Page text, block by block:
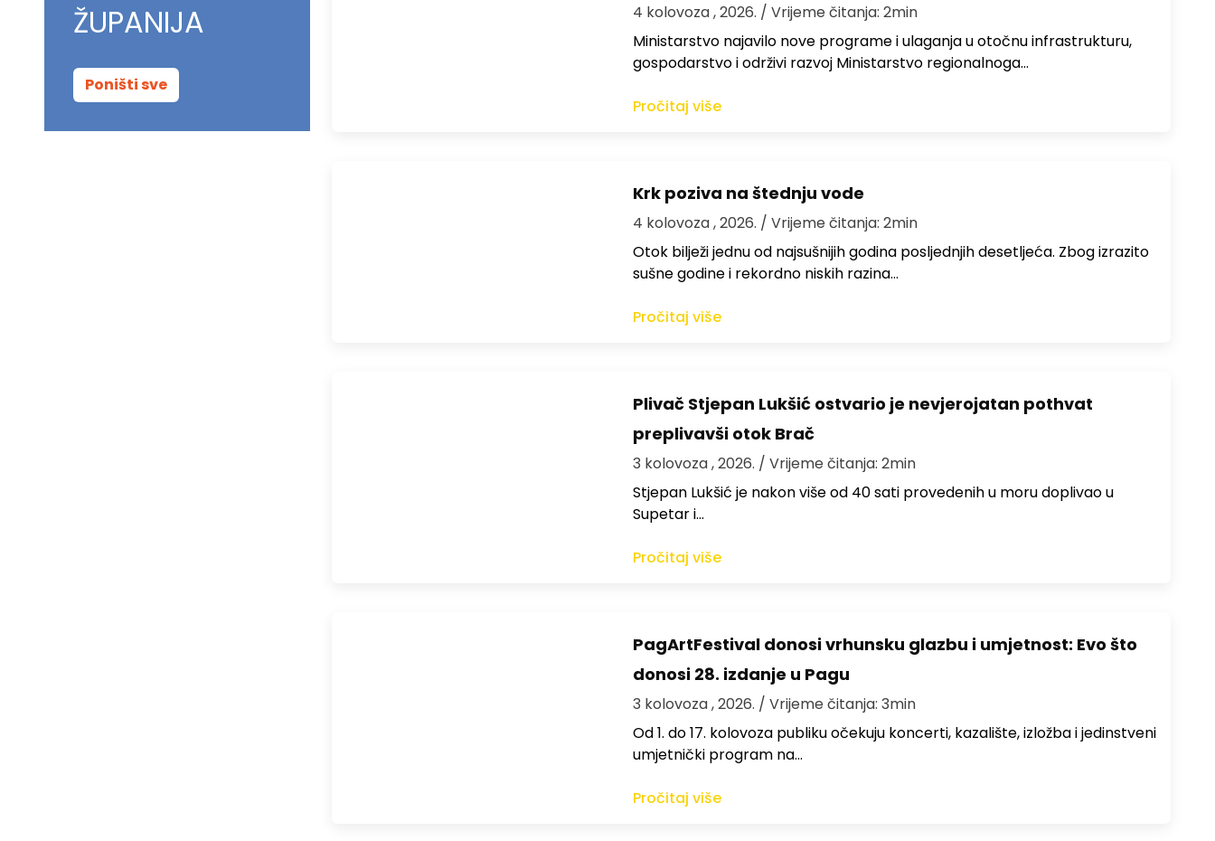
ŽUPANIJA
Poništi sve
4 kolovoza , 2026. / Vrijeme čitanja: 2min
Ministarstvo najavilo nove programe i ulaganja u otočnu infrastrukturu,
gospodarstvo i održivi razvoj Ministarstvo regionalnoga…
Pročitaj više
Krk poziva na štednju vode
4 kolovoza , 2026. / Vrijeme čitanja: 2min
Otok bilježi jednu od najsušnijih godina posljednjih desetljeća. Zbog izrazito
sušne godine i rekordno niskih razina…
Pročitaj više
Plivač Stjepan Lukšić ostvario je nevjerojatan pothvat
preplivavši otok Brač
3 kolovoza , 2026. / Vrijeme čitanja: 2min
St​jepan Lukšić je nakon više od 40 sati provedenih u moru doplivao u
Supetar i…
Pročitaj više
PagArtFestival donosi vrhunsku glazbu i umjetnost: Evo što
donosi 28. izdanje u Pagu
3 kolovoza , 2026. / Vrijeme čitanja: 3min
Od 1. do 17. kolovoza publiku očekuju koncerti, kazalište, izložba i jedinstveni
umjetnički program na…
Pročitaj više